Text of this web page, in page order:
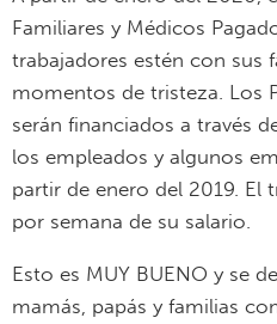
Familiares y Médicos
trabajadores estén con sus
momentos de tristeza. Los
serán financiados a través
los empleados y algunos
partir de enero del 2019.
por semana de su salario.
Esto es MUY BUENO y se
mamás, papás y familias